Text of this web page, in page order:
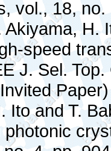
vol., 18,
Akiyama, H.
speed
J. Sel.
Paper)
Ito and T.